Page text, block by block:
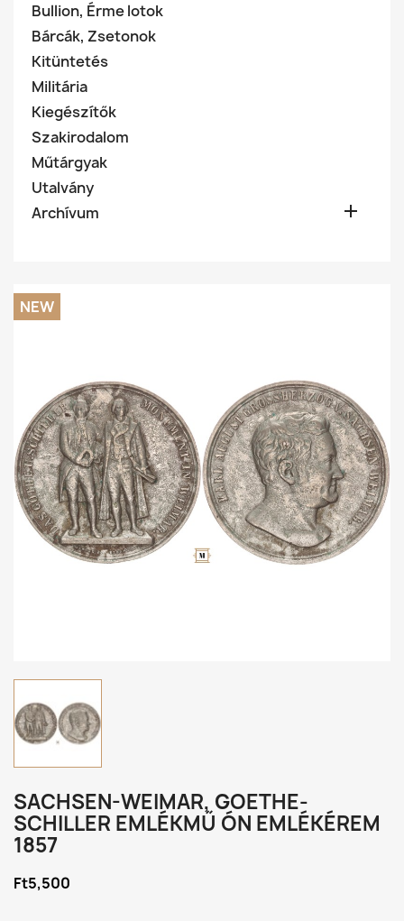
Bullion, Érme lotok
Bárcák, Zsetonok
Kitüntetés
Militária
Kiegészítők
Szakirodalom
Műtárgyak
Utalvány
Archívum

NEW
SACHSEN-WEIMAR, GOETHE-
SCHILLER EMLÉKMŰ ÓN EMLÉKÉREM
1857
Ft5,500